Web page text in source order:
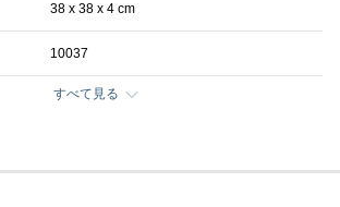
38 x 38 x 4 cm
10037
すべて見る